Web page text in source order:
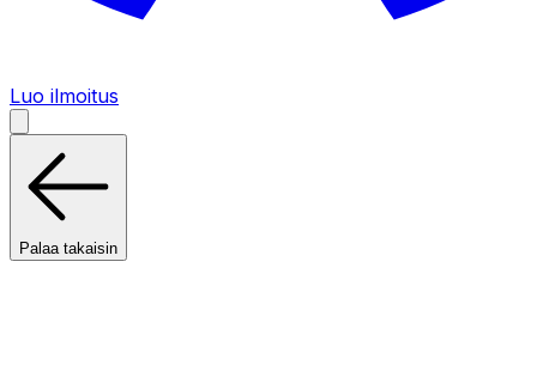
Luo ilmoitus
Palaa takaisin